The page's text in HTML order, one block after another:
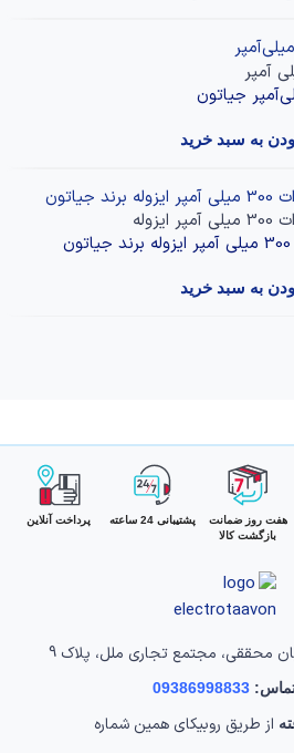
به سبد خرید
به سبد خرید
هفت روز ضمانت
بازگشت کالا
پشتیبانی 24 ساعته پرداخت آنلاین
محققی، مجتمع تجاری ملل، پلاک 9
09386998833
از طریق روبیکای همین شماره